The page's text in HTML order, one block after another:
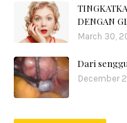
DENGAN
March 30,
Dari
December